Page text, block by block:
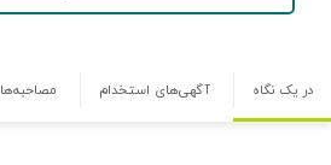
در یک نگاه آگهی‌های استخدام مصاحبه‌ها